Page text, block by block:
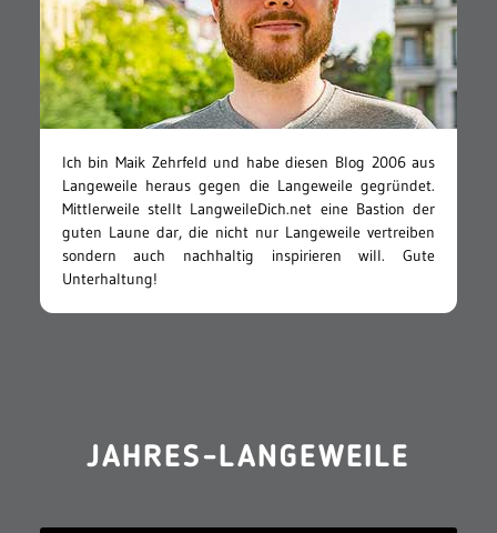
Ich bin Maik Zehrfeld und habe diesen Blog 2006 aus
Langeweile heraus gegen die Langeweile gegründet.
Mittlerweile stellt LangweileDich.net eine Bastion der
guten Laune dar, die nicht nur Langeweile vertreiben
sondern auch nachhaltig inspirieren will. Gute
Unterhaltung!
JAHRES-LANGEWEILE